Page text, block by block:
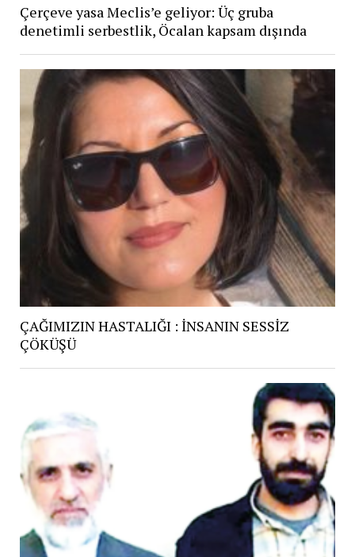
Çerçeve yasa Meclis’e geliyor: Üç gruba
denetimli serbestlik, Öcalan kapsam dışında
ÇAĞIMIZIN HASTALIĞI : İNSANIN SESSİZ
ÇÖKÜŞÜ